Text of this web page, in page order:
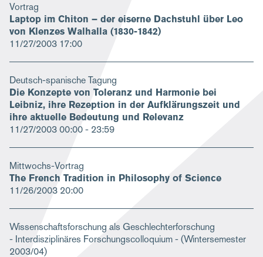
Vortrag
Laptop im Chiton – der eiserne Dachstuhl über Leo
von Klenzes Walhalla (1830-1842)
11/27/2003 17:00
Deutsch-spanische Tagung
Die Konzepte von Toleranz und Harmonie bei
Leibniz, ihre Rezeption in der Aufklärungszeit und
ihre aktuelle Bedeutung und Relevanz
11/27/200300:00 - 23:59
Mittwochs-Vortrag
The French Tradition in Philosophy of Science
11/26/2003 20:00
Wissenschaftsforschung als Geschlechterforschung
- Interdisziplinäres Forschungscolloquium - (Wintersemester
2003/04)